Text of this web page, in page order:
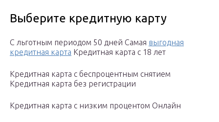
Выберите кредитную карту
С льготным периодом 50 дней Самая выгодная
кредитная карта Кредитная карта с 18 лет
Кредитная карта с беспроцентным снятием
Кредитная карта без регистрации
Кредитная карта с низким процентом Онлайн